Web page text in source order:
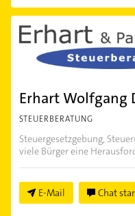
Erhart Wolfgang
STEUERBERATUNG
Steuergesetzgebung,
viele Bürger eine
E-Mail Chat